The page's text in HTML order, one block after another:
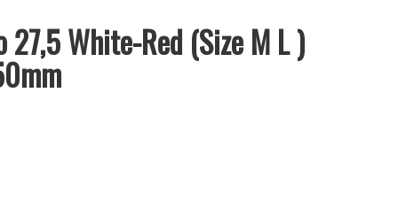
27,5 White-Red (Size M L )